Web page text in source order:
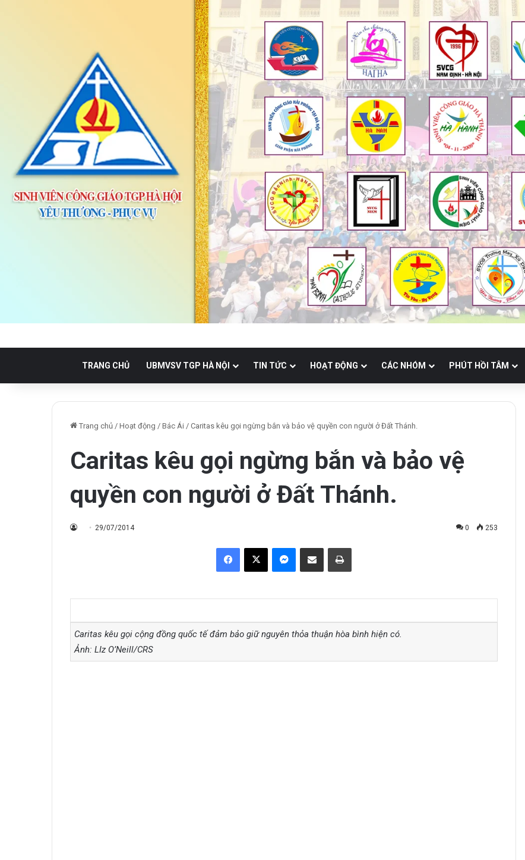
TRANG CHỦ UBMVSV TGP HÀ NỘI TIN TỨC HOẠT ĐỘNG CÁC NHÓM PHÚT HỒI TÂM
Trang chủ / Hoạt động / Bác Ái / Caritas kêu gọi ngừng bắn và bảo vệ quyền con người ở Đất Thánh.
Caritas kêu gọi ngừng bắn và bảo vệ
quyền con người ở Đất Thánh.
29/07/2014 0 253
Facebook
X Messenger
Share via Email Print
Caritas kêu gọi cộng đồng quốc tế đảm bảo giữ nguyên thỏa thuận hòa bình hiện có.
Ảnh: LIz O’Neill/CRS